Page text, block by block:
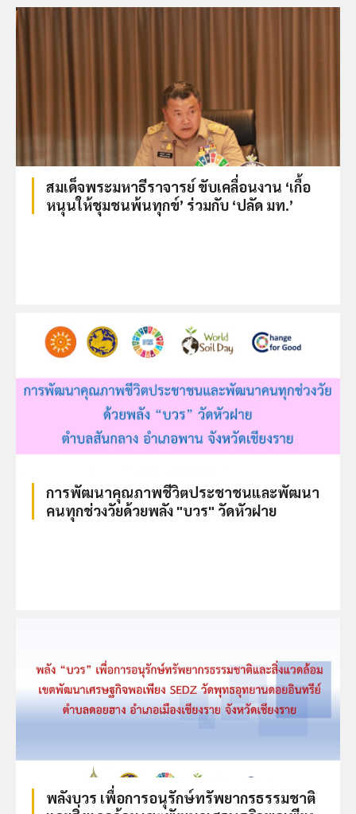
สมเด็จพระมหาธีราจารย์ ขับเคลื่อนงาน ‘เกื้อ
หนุนให้ชุมชนพ้นทุกข์’ ร่วมกับ ‘ปลัด มท.’
การพัฒนาคุณภาพชีวิตประชาชนและพัฒนา
คนทุกช่วงวัยด้วยพลัง "บวร" วัดหัวฝาย
พลังบวร เพื่อการอนุรักษ์ทรัพยากรธรรมชาติ